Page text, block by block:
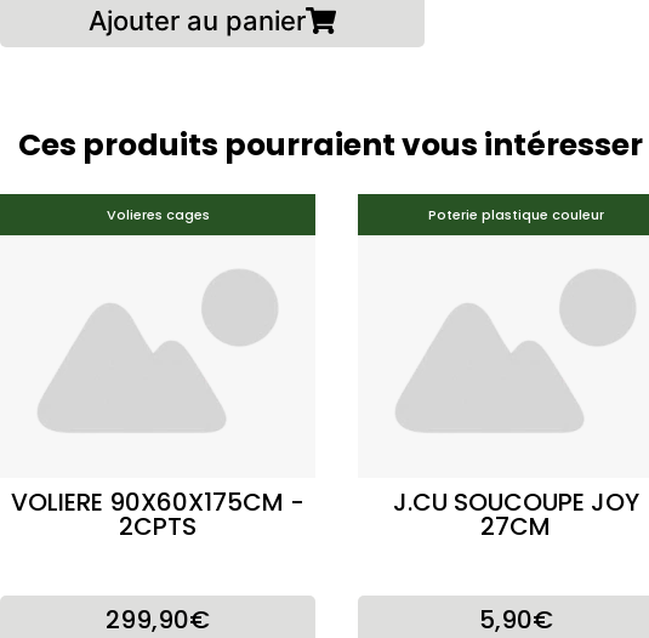
Ajouter au panier
Ces produits pourraient vous intéresser
Volieres cages
VOLIERE 90X60X175CM -
2CPTS
299,90€
Poterie plastique couleur
J.CU SOUCOUPE JOY
27CM
5,90€